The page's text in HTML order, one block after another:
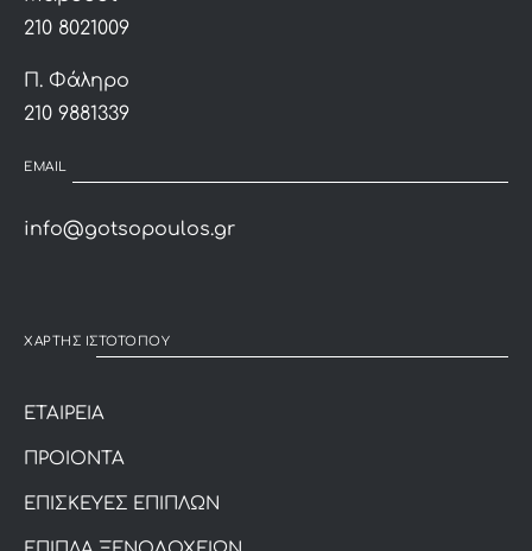
210 8021009
Π. Φάληρο
210 9881339
EMAIL
info@gotsopoulos.gr
ΧΑΡΤΗΣ ΙΣΤΟΤΟΠΟΥ
ΕΤΑΙΡΕΙΑ
ΠΡΟΙΟΝΤΑ
ΕΠΙΣΚΕΥΕΣ ΕΠΙΠΛΩΝ